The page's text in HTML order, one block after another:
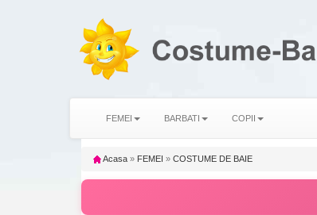
FEMEI BARBATI COPII
Acasa » FEMEI » COSTUME DE BAIE